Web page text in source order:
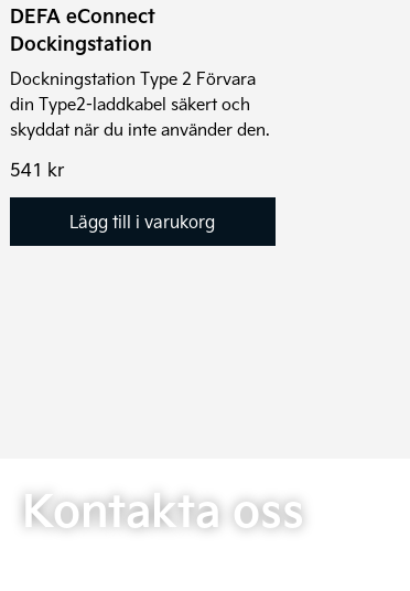
DEFA eConnect
Dockingstation
Dockningstation Type 2 Förvara
din Type2-laddkabel säkert och
skyddat när du inte använder den.
541 kr
Lägg till i varukorg
Kontakta oss